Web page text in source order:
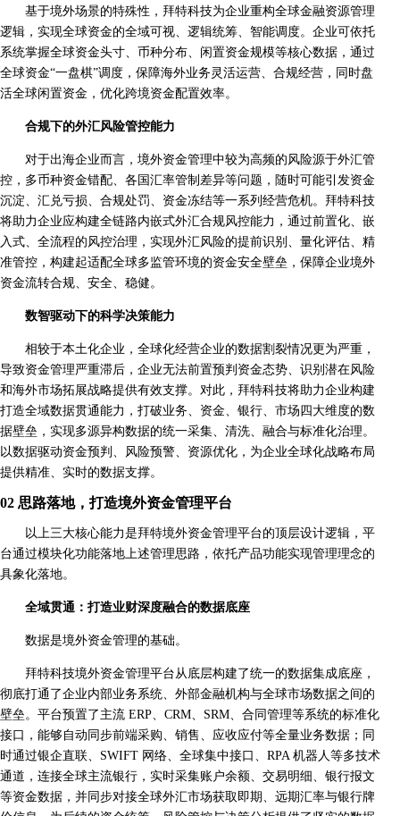
基于境外场景的特殊性，拜特科技为企业重构全球金融资源管理
逻辑，实现全球资金的全域可视、逻辑统筹、智能调度。企业可依托
系统掌握全球资金头寸、币种分布、闲置资金规模等核心数据，通过
全球资金“一盘棋”调度，保障海外业务灵活运营、合规经营，同时盘
活全球闲置资金，优化跨境资金配置效率。
合规下的外汇风险管控能力
对于出海企业而言，境外资金管理中较为高频的风险源于外汇管
控，多币种资金错配、各国汇率管制差异等问题，随时可能引发资金
沉淀、汇兑亏损、合规处罚、资金冻结等一系列经营危机。拜特科技
将助力企业应构建全链路内嵌式外汇合规风控能力，通过前置化、嵌
入式、全流程的风控治理，实现外汇风险的提前识别、量化评估、精
准管控，构建起适配全球多监管环境的资金安全壁垒，保障企业境外
资金流转合规、安全、稳健。
数智驱动下的科学决策能力
相较于本土化企业，全球化经营企业的数据割裂情况更为严重，
导致资金管理严重滞后，企业无法前置预判资金态势、识别潜在风险
和海外市场拓展战略提供有效支撑。对此，拜特科技将助力企业构建
打造全域数据贯通能力，打破业务、资金、银行、市场四大维度的数
据壁垒，实现多源异构数据的统一采集、清洗、融合与标准化治理。
以数据驱动资金预判、风险预警、资源优化，为企业全球化战略布局
提供精准、实时的数据支撑。
02 思路落地，打造境外资金管理平台
以上三大核心能力是拜特境外资金管理平台的顶层设计逻辑，平
台通过模块化功能落地上述管理思路，依托产品功能实现管理理念的
具象化落地。
全域贯通：打造业财深度融合的数据底座
数据是境外资金管理的基础。
拜特科技境外资金管理平台从底层构建了统一的数据集成底座，
彻底打通了企业内部业务系统、外部金融机构与全球市场数据之间的
壁垒。平台预置了主流 ERP、CRM、SRM、合同管理等系统的标准化
接口，能够自动同步前端采购、销售、应收应付等全量业务数据；同
时通过银企直联、SWIFT 网络、全球集中接口、RPA 机器人等多技术
通道，连接全球主流银行，实时采集账户余额、交易明细、银行报文
等资金数据，并同步对接全球外汇市场获取即期、远期汇率与银行牌